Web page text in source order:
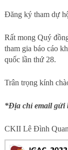
Đăng ký tham dự
Rất mong Quý
tham gia báo cáo
quốc lần thứ 28.
Trân trọng kính
*Địa chỉ email gửi
CKII Lê Đình